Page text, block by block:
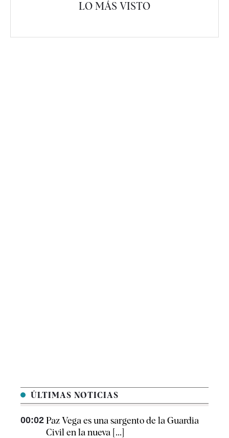
LO MÁS VISTO
ÚLTIMAS NOTICIAS
00:02 Paz Vega es una sargento de la Guardia
Civil en la nueva [...]